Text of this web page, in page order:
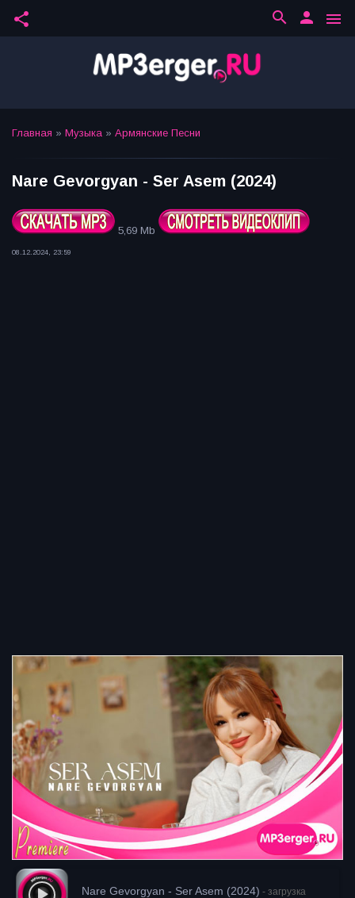
share menu
person
search
Главная » Музыка » Армянские Песни
Nare Gevorgyan - Ser Asem (2024)
5,69 Mb
08.12.2024, 23:59
Nare Gevorgyan - Ser Asem (2024) - загрузка